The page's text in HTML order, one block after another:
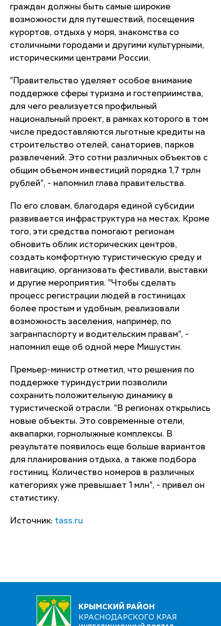
граждан должны быть самые широкие
возможности для путешествий, посещения
курортов, отдыха у моря, знакомства со
столичными городами и другими культурными,
историческими центрами России.
"Правительство уделяет особое внимание
поддержке сферы туризма и гостеприимства,
для чего реализуется профильный
национальный проект, в рамках которого в том
числе предоставляются льготные кредиты на
строительство отелей, санаториев, парков
развлечений. Это сотни различных объектов с
общим объемом инвестиций порядка 1,7 трлн
рублей", - напомнил глава правительства.
По его словам, благодаря единой субсидии
развивается инфраструктура на местах. Кроме
того, эти средства помогают регионам
обновить облик исторических центров,
создать комфортную туристическую среду и
навигацию, организовать фестивали, выставки
и другие мероприятия. "Чтобы сделать
процесс регистрации людей в гостиницах
более простым и удобным, реализовали
возможность заселения, например, по
загранпаспорту и водительским правам", -
напомнил еще об одной мере Мишустин.
Премьер-министр отметил, что решения по
поддержке туриндустрии позволили
сохранить положительную динамику в
туристической отрасли. "В регионах открылись
новые объекты. Это современные отели,
аквапарки, горнолыжные комплексы. В
результате появилось еще больше вариантов
для планирования отдыха, а также подбора
гостиниц. Количество номеров в различных
категориях уже превышает 1 млн", - привел он
статистику.
Источник: tass.ru
КРЫМСКИЙ РАЙОН
КРАСНОДАРСКОГО КРАЯ